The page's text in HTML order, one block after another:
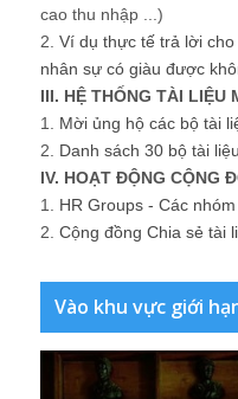
cao thu nhập ...)
2. Ví dụ thực tế trả lời cho
nhân sự có giàu được
III. HỆ THỐNG TÀI LIỆU
1. Mời ủng hộ các bộ tài
2. Danh sách 30 bộ tài
IV. HOẠT ĐỘNG CỘNG
1. HR Groups - Các
2. Cộng đồng Chia sẻ tài
Vào khu vực giới